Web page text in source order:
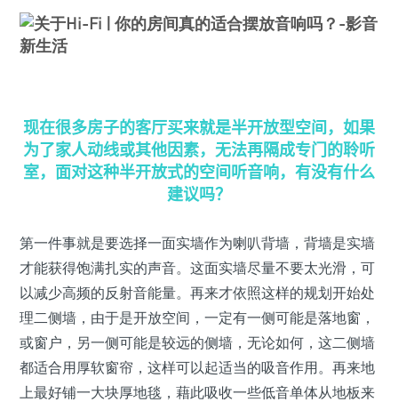
现在很多房子的客厅买来就是半开放型空间，如果
为了家人动线或其他因素，无法再隔成专门的聆听
室，面对这种半开放式的空间听音响，有没有什么
建议吗？
第一件事就是要选择一面实墙作为喇叭背墙，背墙是实墙
才能获得饱满扎实的声音。这面实墙尽量不要太光滑，可
以减少高频的反射音能量。再来才依照这样的规划开始处
理二侧墙，由于是开放空间，一定有一侧可能是落地窗，
或窗户，另一侧可能是较远的侧墙，无论如何，这二侧墙
都适合用厚软窗帘，这样可以起适当的吸音作用。再来地
上最好铺一大块厚地毯，藉此吸收一些低音单体从地板来